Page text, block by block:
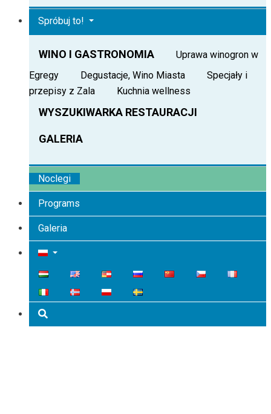
Spróbuj to!
WINO I GASTRONOMIA
Uprawa winogron w
Egregy
Degustacje, Wino Miasta
Specjały i
przepisy z Zala
Kuchnia wellness
WYSZUKIWARKA RESTAURACJI
GALERIA
Noclegi
Programs
Galeria